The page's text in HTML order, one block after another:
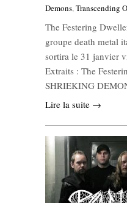
Demons,Transcending
The Festering
groupe death metal
sortira le 31 janvier
Extraits : The
SHRIEKING
Lire la suite →